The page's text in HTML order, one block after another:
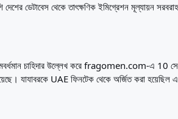
ডেটাবেস থেকে তাৎক্ষণিক ইমিগ্রেশন মূল্যায়ন
চাহিদার উল্লেখ করে fragomen.com-এ 10
যাযাবরকে UAE ফিনটেক থেকে অর্জিত করা